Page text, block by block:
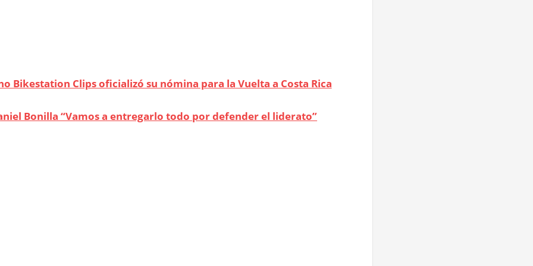
Bikestation Clips oficializó su nómina para la Vuelta a Costa Rica
Bonilla “Vamos a entregarlo todo por defender el liderato”